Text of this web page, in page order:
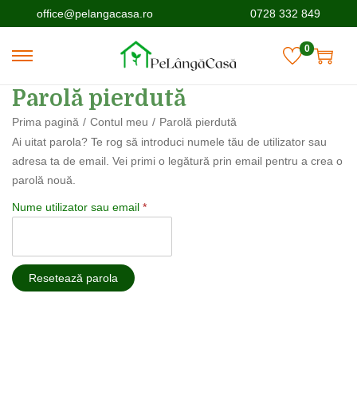
office@pelangacasa.ro 0728 332 849
0
Parolă pierdută
Prima pagină / Contul meu / Parolă pierdută
Ai uitat parola? Te rog să introduci numele tău de utilizator sau
adresa ta de email. Vei primi o legătură prin email pentru a crea o
parolă nouă.
Nume utilizator sau email *
Resetează parola